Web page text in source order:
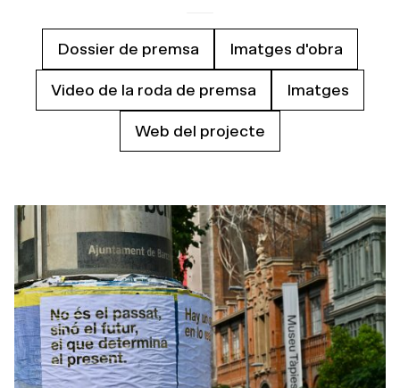
Dossier de premsa Imatges d'obra
Video de la roda de premsa Imatges
Web del projecte